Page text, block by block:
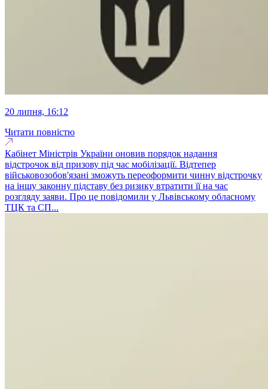
20 липня, 16:12
Читати повністю
Кабінет Міністрів України оновив порядок надання
відстрочок від призову під час мобілізації. Відтепер
військовозобов'язані зможуть переоформити чинну відстрочку
на іншу законну підставу без ризику втратити її на час
розгляду заяви. Про це повідомили у Львівському обласному
ТЦК та СП...